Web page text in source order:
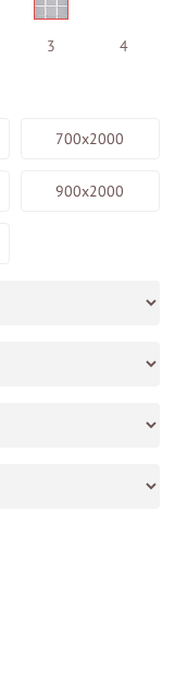
3
4
700х2000
900х2000